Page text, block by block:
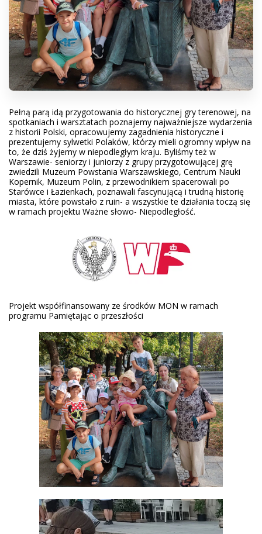
Pełną parą idą przygotowania do historycznej gry terenowej, na
spotkaniach i warsztatach poznajemy najważniejsze wydarzenia
z historii Polski, opracowujemy zagadnienia historyczne i
prezentujemy sylwetki Polaków, którzy mieli ogromny wpływ na
to, że dziś żyjemy w niepodległym kraju. Byliśmy też w
Warszawie- seniorzy i juniorzy z grupy przygotowującej grę
zwiedzili Muzeum Powstania Warszawskiego, Centrum Nauki
Kopernik, Muzeum Polin, z przewodnikiem spacerowali po
Starówce i Łazienkach, poznawali fascynującą i trudną historię
miasta, które powstało z ruin- a wszystkie te działania toczą się
w ramach projektu Ważne słowo- Niepodległość.
Projekt współfinansowany ze środków MON w ramach
programu Pamiętając o przeszłości